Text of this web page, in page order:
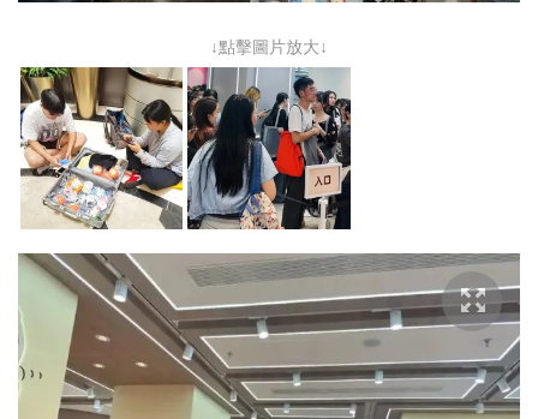
↓點擊圖片放大↓